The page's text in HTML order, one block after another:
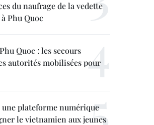
du naufrage de la vedette
Phu Quoc
Quoc : les secours
autorités mobilisées pour
une plateforme numérique
le vietnamien aux jeunes